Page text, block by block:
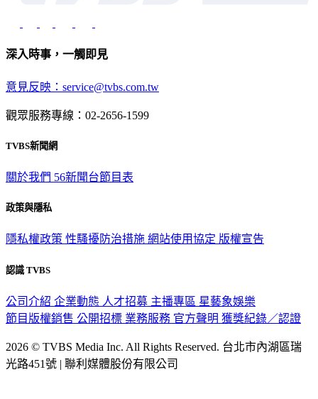
深入時事，一觸即見
意見反映：service@tvbs.com.tw
觀眾服務專線：02-2656-1599
TVBS新聞網
關於我們 56新聞台節目表
政策與隱私
隱私權政策 性騷擾防治措施 網站使用協定 版權宣告
認識 TVBS
公司介紹 企業動態 人才招募 主播專區 星藝象娛樂
節目版權銷售 公開招標 業務服務 官方聲明 獲獎紀錄／認證
2026 © TVBS Media Inc. All Rights Reserved. 台北市內湖區瑞
光路451號 | 聯利媒體股份有限公司